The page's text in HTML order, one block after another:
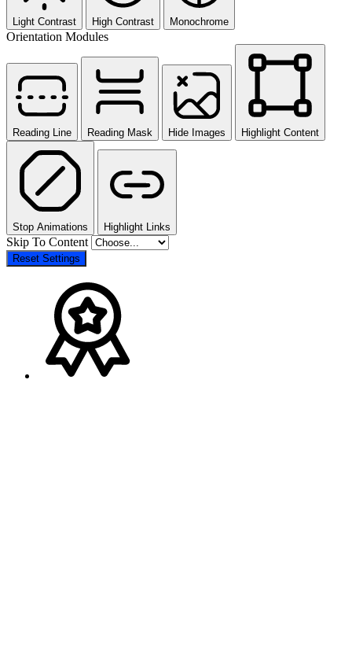
Light Contrast High Contrast Monochrome
Orientation Modules
Reading Line Reading Mask Hide Images Highlight Content
Stop Animations Highlight Links
Skip To Content
Reset Settings